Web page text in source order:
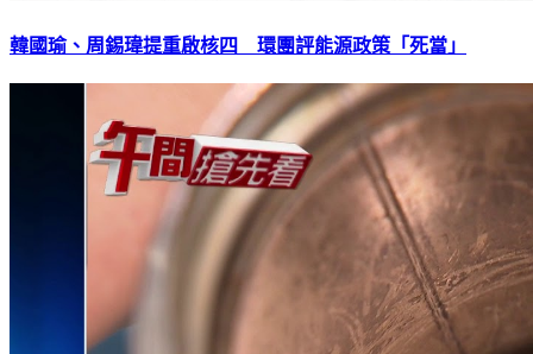
韓國瑜、周錫瑋提重啟核四 環團評能源政策「死當」